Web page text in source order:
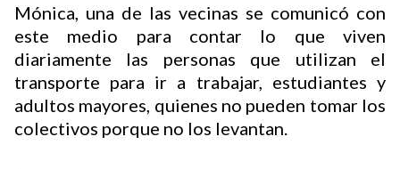
Mónica, una de las vecinas se comunicó con
este medio para contar lo que viven
diariamente las personas que utilizan el
transporte para ir a trabajar, estudiantes y
adultos mayores, quienes no pueden tomar los
colectivos porque no los levantan.